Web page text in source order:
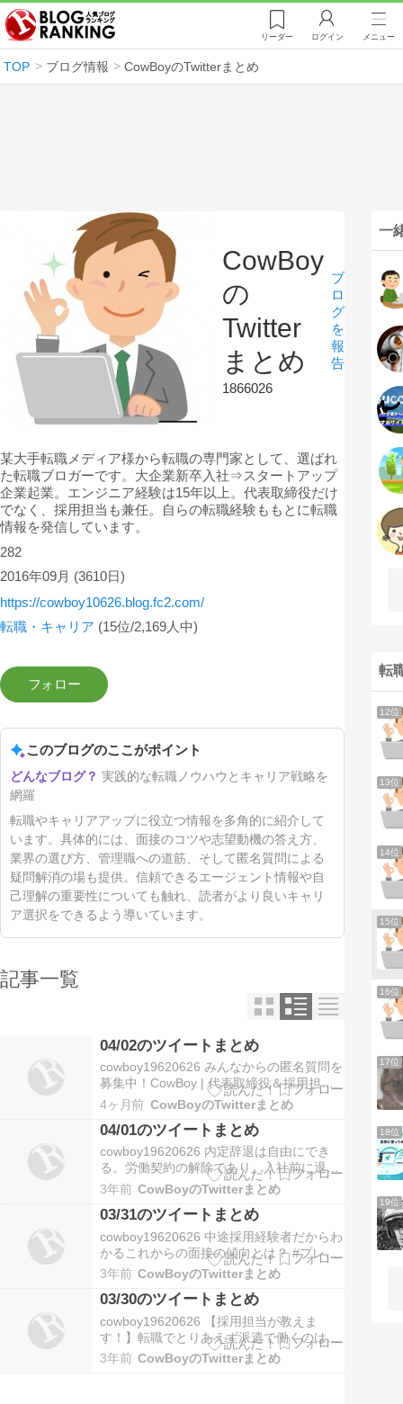
リーダー ログイン メニュー
TOP ブログ情報 CowBoyのTwitterまとめ
CowBoy
の
Twitter
まとめ
1866026
ブ
ロ
グ
を
報
告
某大手転職メディア様から転職の専門家として、選ばれ
た転職ブロガーです。大企業新卒入社⇒スタートアップ
企業起業。エンジニア経験は15年以上。代表取締役だけ
でなく、採用担当も兼任。自らの転職経験ももとに転職
情報を発信しています。
282
2016年09月 (3610日)
https://cowboy10626.blog.fc2.com/
転職・キャリア (15位/2,169人中)
このブログのここがポイント
実践的な転職ノウハウとキャリア戦略を
網羅
転職やキャリアアップに役立つ情報を多角的に紹介して
います。具体的には、面接のコツや志望動機の答え方、
業界の選び方、管理職への道筋、そして匿名質問による
疑問解消の場も提供。信頼できるエージェント情報や自
己理解の重要性についても触れ、読者がより良いキャリ
ア選択をできるよう導いています。
記事一覧
04/02のツイートまとめ
cowboy19620626 みんなからの匿名質問を
募集中！CowBoy | 代表取締役＆採用担当
さんはまだ答えた質問がありません！
CowBoy | 代表取締役＆採用担当さんの記
念すべき最初の回答はあなたの質問か
も！？#質問箱 #匿名質問募集中
https://t.co/0KkXJ…
4ヶ月前 CowBoyのTwitterまとめ
04/01のツイートまとめ
cowboy19620626 内定辞退は自由にでき
る。労働契約の解除であり、入社前に退職
することだから。憲法で職業選択の自由が
認められているのは、ご存知だろう。転職
活動をしていると、転職エージェントや企
業に遠慮しがち。労働基準法もよく勉強し
て、ごまかされないようにしよう。 04-…
3年前 CowBoyのTwitterまとめ
03/31のツイートまとめ
cowboy19620626 中途採用経験者だからわ
かるこれからの面接の傾向とは？ #プレゼ
ンテーション面接 #コンピテンシー面接
https://t.co/IE458z7ACm
@cowboy19620626より 03-31 18:16 みん
なからの匿名質問を募集中！CowBo…
3年前 CowBoyのTwitterまとめ
03/30のツイートまとめ
cowboy19620626 【採用担当が教えま
す！】転職でとりあえず派遣で働くのは問
題ないか？【市場価値次第】 #とりあえず
派遣 #転職エージェントおすすめ
3年前 CowBoyのTwitterまとめ
一
転
12位
13位
14位
15位
16位
17位
18位
19位